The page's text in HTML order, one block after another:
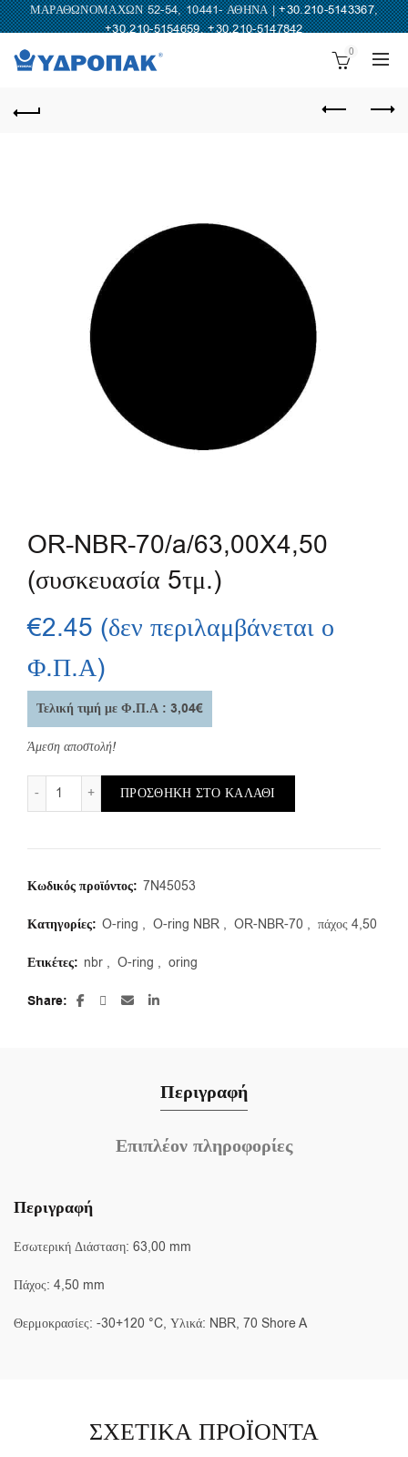
ΜΑΡΑΘΩΝΟΜΑΧΩΝ 52-54, 10441- ΑΘΗΝΑ |+30.210-5143367,
+30.210-5154659,+30.210-5147842
0
OR-NBR-70/a/63,00X4,50
(συσκευασία 5τμ.)
€2.45 (δεν περιλαμβάνεται ο
Φ.Π.Α)
Τελική τιμή με Φ.Π.Α : 3,04€
Άμεση αποστολή!
OR-NBR-70/a/63,00X4,50 (συσκευασία 5τμ.) ποσότητα
ΠΡΟΣΘΉΚΗ ΣΤΟ ΚΑΛΆΘΙ
Κωδικός προϊόντος: 7N45053
Κατηγορίες: O-ring , O-ring NBR , OR-NBR-70 , πάχος 4,50
Ετικέτες: nbr , O-ring , oring
Share
Περιγραφή
Επιπλέον πληροφορίες
Περιγραφή
Εσωτερική Διάσταση: 63,00 mm
Πάχος: 4,50 mm
Θερμοκρασίες: -30+120 °C, Υλικά: NBR, 70 Shore A
ΣΧΕΤΙΚΆ ΠΡΟΪΌΝΤΑ